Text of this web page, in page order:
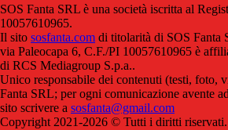
SOS Fanta SRL è una società iscritta al
10057610965.
Il sito sosfanta.com di titolarità di SOS Fanta
via Paleocapa 6, C.F./PI 10057610965 è
di RCS Mediagroup S.p.a..
Unico responsabile dei contenuti (testi, foto,
Fanta SRL; per ogni comunicazione avente
sito scrivere a sosfanta@gmail.com
Copyright 2021-2026 © Tutti i diritti riservati.